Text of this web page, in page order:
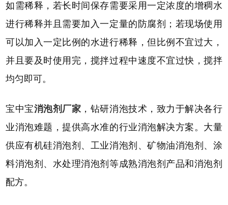
如需稀释，若长时间保存需要采用一定浓度的增稠水
进行稀释并且需要加入一定量的防腐剂；若现场使用
可以加入一定比例的水进行稀释，但比例不宜过大，
并且要及时使用完，搅拌过程中速度不宜过快，搅拌
均匀即可。
宝中宝消泡剂厂家 ，钻研消泡技术，致力于解决各行
业消泡难题，提供高水准的行业消泡解决方案。大量
供应有机硅消泡剂、工业消泡剂、矿物油消泡剂、涂
料消泡剂、水处理消泡剂等成熟消泡剂产品和消泡剂
配方。